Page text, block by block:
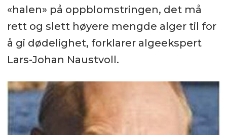
«halen» på oppblomstringen, det må
rett og slett høyere mengde alger til for
å gi dødelighet, forklarer algeekspert
Lars-Johan Naustvoll.